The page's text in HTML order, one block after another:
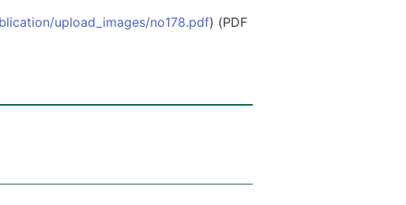
upload_images/no178.pdf) (PDF